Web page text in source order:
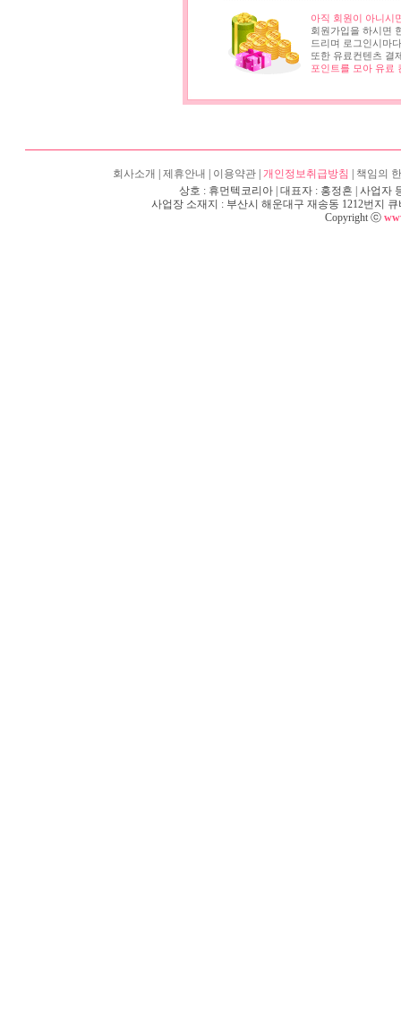
아직 회원이 아니시
회원가입을 하시면
드리며 로그인시마
또한 유료컨텐츠 결
포인트를 모아 유료
회사소개 제휴안내 이용약관 개인정보취급방침
책임의
상호 : 휴먼텍코리아 | 대표자 : 홍정흔 | 사업자
사업장 소재지 : 부산시 해운대구 재송동 1212번지 큐
Copyright ⓒ